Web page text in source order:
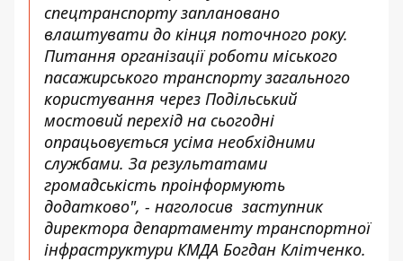
спецтранспорту заплановано
влаштувати до кінця поточного року.
Питання організації роботи міського
пасажирського транспорту загального
користування через Подільський
мостовий перехід на сьогодні
опрацьовується усіма необхідними
службами. За результатами
громадськість проінформують
додатково", - наголосив заступник
директора департаменту транспортної
інфраструктури КМДА Богдан Клітченко.